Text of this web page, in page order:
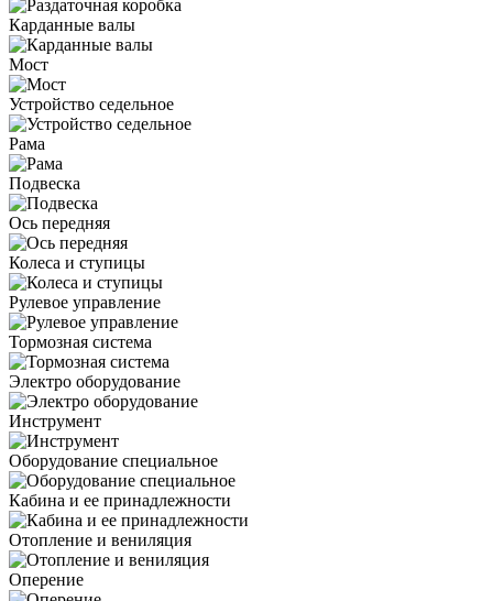
Карданные валы
Мост
Устройство седельное
Рама
Подвеска
Ось передняя
Колеса и ступицы
Рулевое управление
Тормозная система
Электро оборудование
Инструмент
Оборудование специальное
Кабина и ее принадлежности
Отопление и вениляция
Оперение